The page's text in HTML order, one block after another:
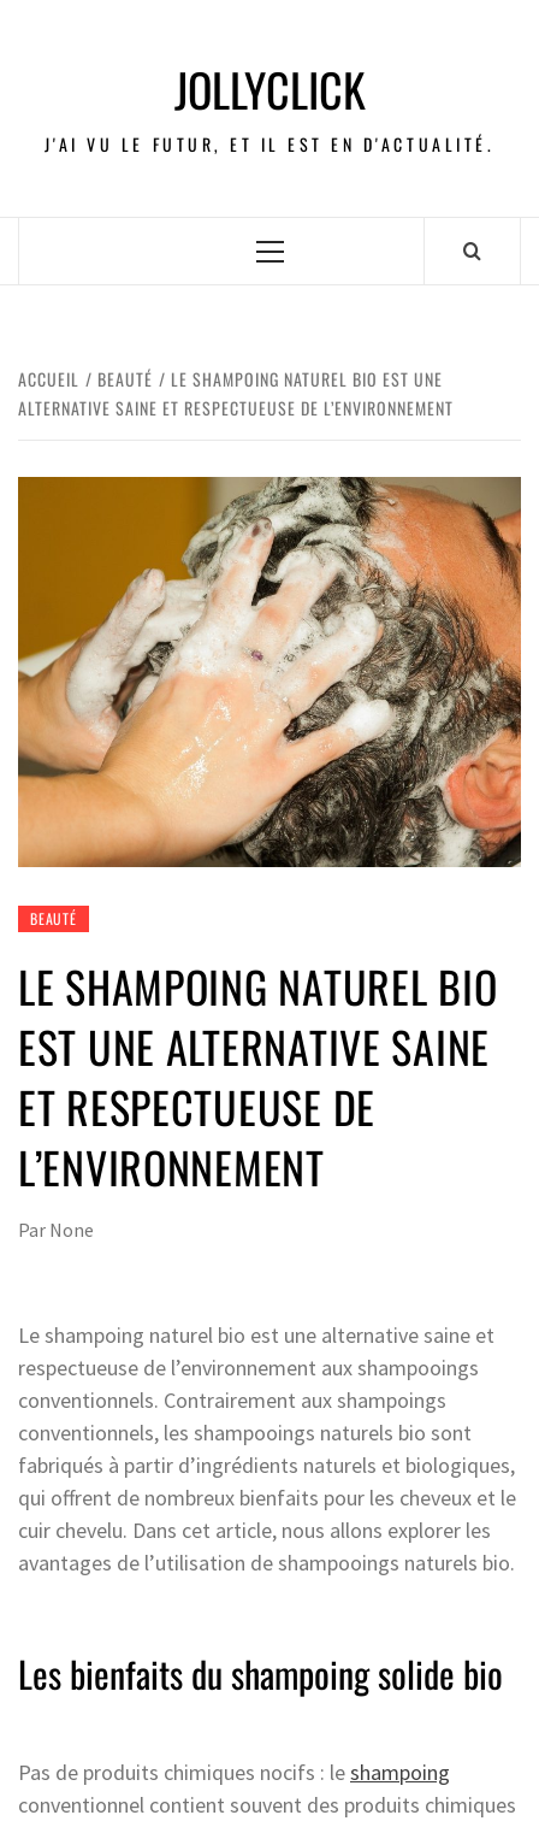
JOLLYCLICK
J'AI VU LE FUTUR, ET IL EST EN D'ACTUALITÉ.
ACCUEIL BEAUTÉ
LE SHAMPOING NATUREL BIO EST UNE
ALTERNATIVE SAINE ET RESPECTUEUSE DE L’ENVIRONNEMENT
BEAUTÉ
LE SHAMPOING NATUREL BIO
EST UNE ALTERNATIVE SAINE
ET RESPECTUEUSE DE
L’ENVIRONNEMENT
Par None
Le shampoing naturel bio est une alternative saine et
respectueuse de l’environnement aux shampooings
conventionnels. Contrairement aux shampoings
conventionnels, les shampooings naturels bio sont
fabriqués à partir d’ingrédients naturels et biologiques,
qui offrent de nombreux bienfaits pour les cheveux et le
cuir chevelu. Dans cet article, nous allons explorer les
avantages de l’utilisation de shampooings naturels bio.
Les bienfaits du shampoing solide bio
Pas de produits chimiques nocifs : leshampoing
conventionnel contient souvent des produits chimiques